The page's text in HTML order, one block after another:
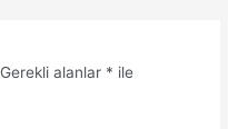
Gerekli alanlar * ile